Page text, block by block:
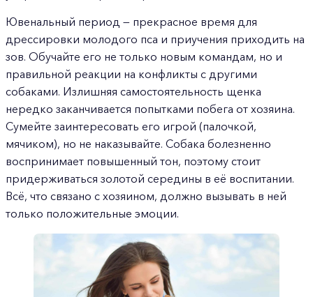
Ювенальный период — прекрасное время для
дрессировки молодого пса и приучения приходить на
зов. Обучайте его не только новым командам, но и
правильной реакции на конфликты с другими
собаками. Излишняя самостоятельность щенка
нередко заканчивается попытками побега от хозяина.
Сумейте заинтересовать его игрой (палочкой,
мячиком), но не наказывайте. Собака болезненно
воспринимает повышенный тон, поэтому стоит
придерживаться золотой середины в её воспитании.
Всё, что связано с хозяином, должно вызывать в ней
только положительные эмоции.